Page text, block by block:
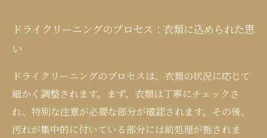
ドライクリーニングのプロセス：衣類に込められた思
い
ドライクリーニングのプロセスは、衣類の状況に応じて
細かく調整されます。まず、衣類は丁寧にチェックさ
れ、特別な注意が必要な部分が確認されます。その後、
汚れが集中的に付いている部分には前処理が施されま